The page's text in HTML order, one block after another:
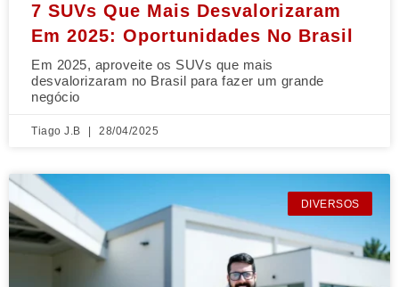
7 SUVs Que Mais Desvalorizaram
Em 2025: Oportunidades No Brasil
Em 2025, aproveite os SUVs que mais
desvalorizaram no Brasil para fazer um grande
negócio
Tiago J.B 28/04/2025
DIVERSOS